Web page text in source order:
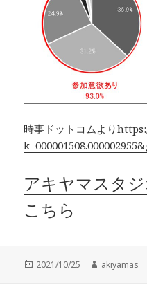
時事ドットコムより
アキヤマスタ
こちら
投
2021/10/25
作
akiyamas